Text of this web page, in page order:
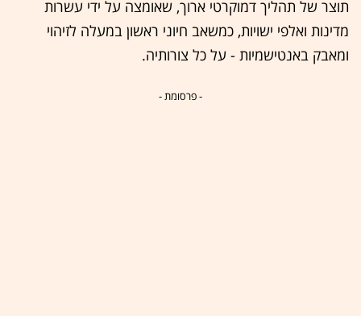
תוצר של תהליך דמוקרטי ארוך, שאומצה על ידי עשרות
מדינות ואלפי ישויות, כמשאב חיוני ראשון במעלה לזיהוי
ומאבק באנטישמיות - על כל צורותיה.
- פרסומת -